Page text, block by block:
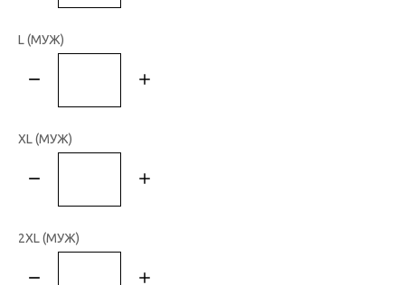
L (МУЖ)
XL (МУЖ)
2XL (МУЖ)